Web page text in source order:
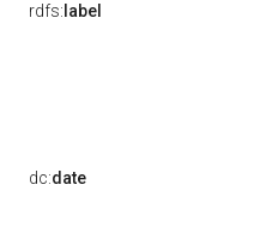
rdfs: label
dc:date